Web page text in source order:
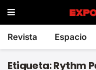
Revista Espacio
Etiqueta:Rythm